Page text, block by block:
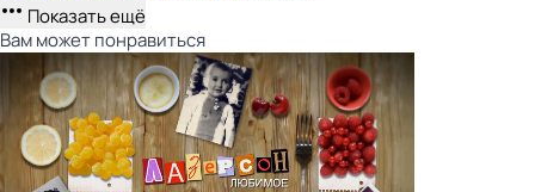
Показать ещё
Вам может понравиться